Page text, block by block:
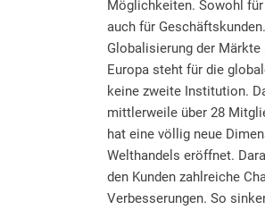
Möglichkeiten. Sowohl
auch für
Globalisierung der
Europa steht für die
keine zweite Institution.
mittlerweile über 28
hat eine völlig neue
Welthandels eröffnet.
den Kunden zahlreiche
Verbesserungen. So